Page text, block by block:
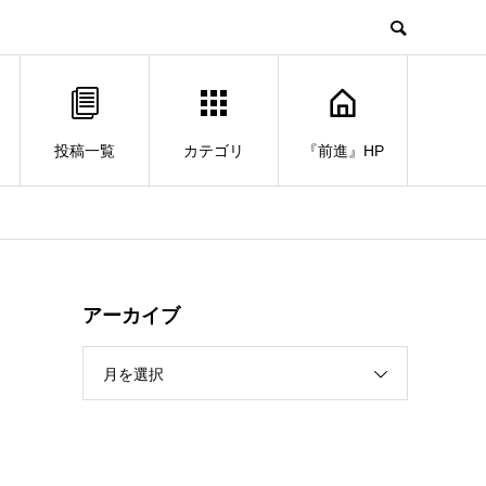
投稿一覧 カテゴリ 『前進』HP
アーカイブ
月を選択